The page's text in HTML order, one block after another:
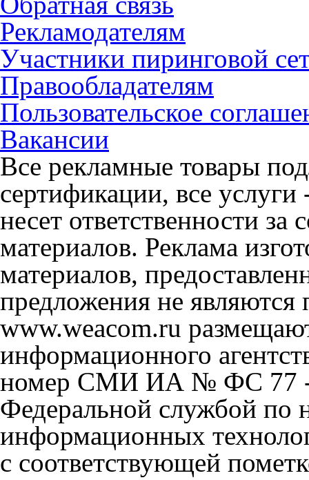
Рекламодателям
Участники пиринговой
Правообладателям
Пользовательское
Вакансии
Все рекламные товары
сертификации, все
несет ответственности
материалов. Реклама
материалов,
предложения не
www.weacom.ru
информационного
номер СМИ ИА № ФС 77 -
Федеральной службой по
информационных
с соответствующей